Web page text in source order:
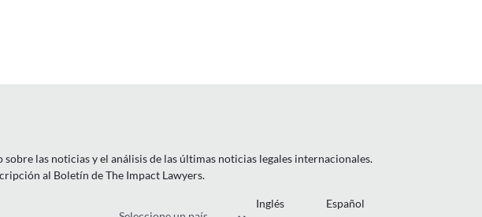
las noticias y el análisis de las últimas noticias legales internacionales.
al Boletín de The Impact Lawyers.
País Inglés Español